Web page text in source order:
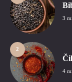
3
2
4